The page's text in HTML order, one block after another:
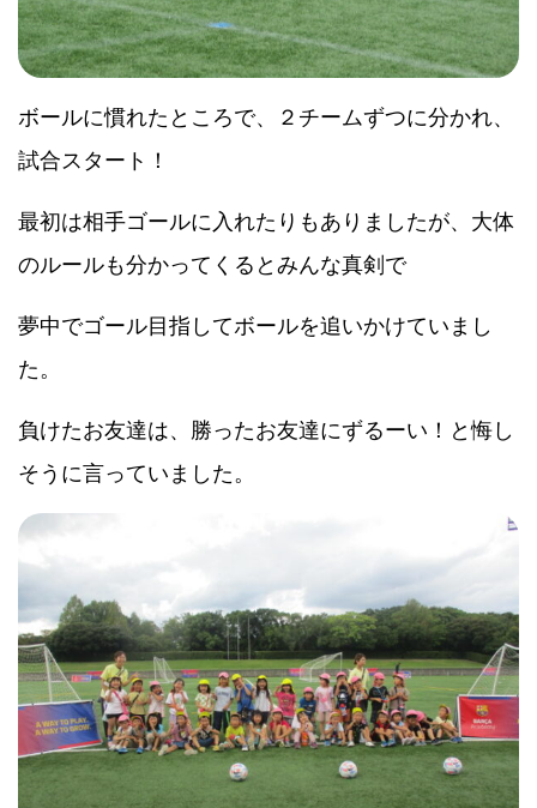
ボールに慣れたところで、２チームずつに分かれ、
試合スタート！
最初は相手ゴールに入れたりもありましたが、大体
のルールも分かってくるとみんな真剣で
夢中でゴール目指してボールを追いかけていまし
た。
負けたお友達は、勝ったお友達にずるーい！と悔し
そうに言っていました。